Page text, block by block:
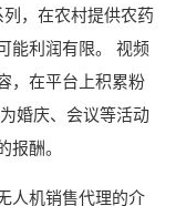
，在农村提供农药
能利润有限。 视频
，在平台上积累粉
婚庆、会议等活动
酬。
人机销售代理的介